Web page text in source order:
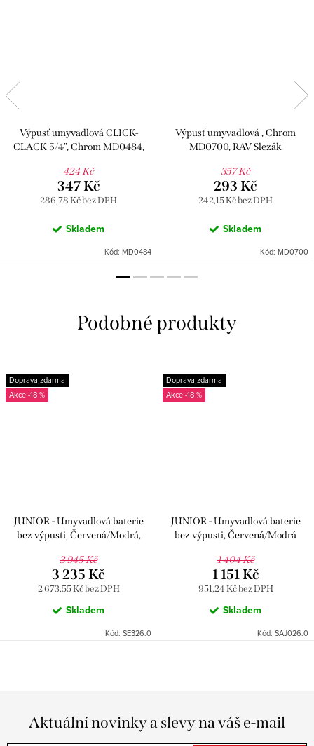
Výpusť umyvadlová CLICK-
CLACK 5/4", Chrom MD0484,
424 Kč
286,78 Kč bez DPH
347 Kč
Skladem
Kód: MD0484
Výpusť umyvadlová , Chrom
MD0700, RAV Slezák
357 Kč
242,15 Kč bez DPH
293 Kč
Skladem
Kód: MD0700
Doprava zdarma
-18 %
JUNIOR - Umyvadlová baterie
bez výpusti, Červená/Modrá,
3 945 Kč
2 673,55 Kč bez DPH
3 235 Kč
Skladem
Kód: SE326.0
Doprava zdarma
-18 %
JUNIOR - Umyvadlová baterie
bez výpusti, Červená/Modrá
1 404 Kč
951,24 Kč bez DPH
1 151 Kč
Skladem
Kód: SAJ026.0
Aktuální novinky a slevy na váš e-mail